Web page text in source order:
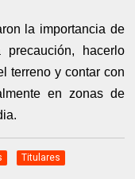
la importancia de
hacerlo
terreno y contar con
en zonas de
Titulares